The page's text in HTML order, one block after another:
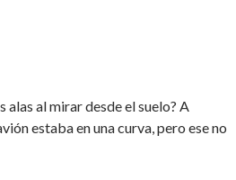
alas al mirar desde el suelo? A
estaba en una curva, pero ese no